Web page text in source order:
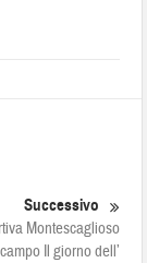
Successivo
Montescaglioso
Il giorno dell’